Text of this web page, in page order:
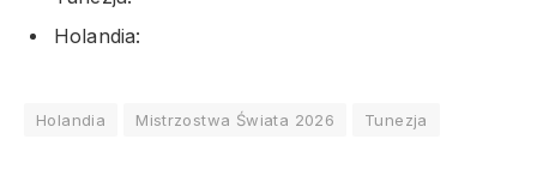
Holandia:
Holandia Mistrzostwa Świata 2026 Tunezja